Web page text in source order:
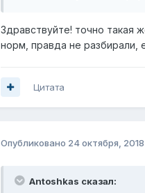
Здравствуйте! точно такая
норм, правда не разбирали,
Цитата
Опубликовано 24 октября, 2018
Antoshkas сказал: